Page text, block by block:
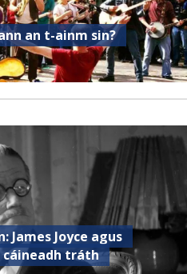
an t-ainm sin?
James Joyce agus
cáineadh tráth